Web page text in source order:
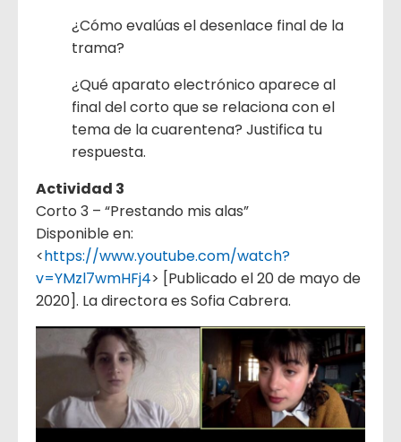
¿Cómo evalúas el desenlace final de la
trama?
¿Qué aparato electrónico aparece al
final del corto que se relaciona con el
tema de la cuarentena? Justifica tu
respuesta.
Actividad 3
Corto 3 – “Prestando mis alas”
Disponible en:
<https://www.youtube.com/watch?
v=YMzl7wmHFj4> [Publicado el 20 de mayo de
2020]. La directora es Sofia Cabrera.